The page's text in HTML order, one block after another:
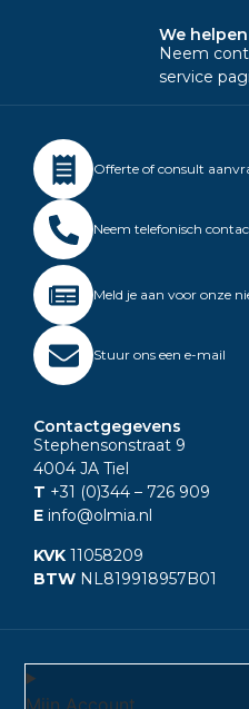
We
Neem
service
Offerte of consult
Neem telefonisch
Meld je aan voor onze
Stuur ons een e-mail
Contactgegevens
Stephensonstraat 9
4004 JA Tiel
T +31 (0)344 – 726 909
E info@olmia.nl
KVK 11058209
BTW NL819918957B01
Mijn Account